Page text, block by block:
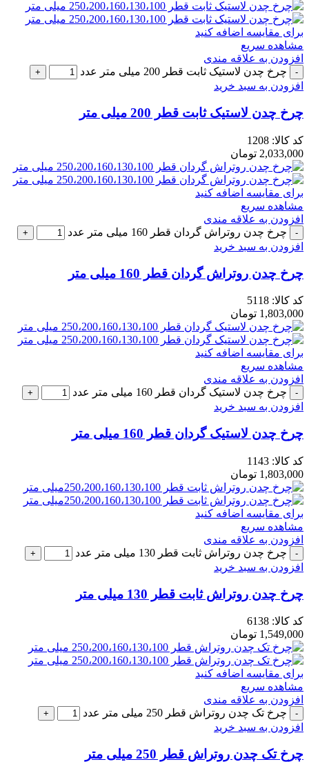
برای مقایسه اضافه کنید
مشاهده سریع
افزودن به علاقه مندی
چرخ چدن لاستیک ثابت قطر 200 میلی متر عدد
افزودن به سبد خرید
چرخ چدن لاستیک ثابت قطر 200 میلی متر
کد کالا: 1208
2,033,000 تومان
برای مقایسه اضافه کنید
مشاهده سریع
افزودن به علاقه مندی
چرخ چدن روتراش گردان قطر 160 میلی متر عدد
افزودن به سبد خرید
چرخ چدن روتراش گردان قطر 160 میلی متر
کد کالا: 5118
1,803,000 تومان
برای مقایسه اضافه کنید
مشاهده سریع
افزودن به علاقه مندی
چرخ چدن لاستیک گردان قطر 160 میلی متر عدد
افزودن به سبد خرید
چرخ چدن لاستیک گردان قطر 160 میلی متر
کد کالا: 1143
1,803,000 تومان
برای مقایسه اضافه کنید
مشاهده سریع
افزودن به علاقه مندی
چرخ چدن روتراش ثابت قطر 130 میلی متر عدد
افزودن به سبد خرید
چرخ چدن روتراش ثابت قطر 130 میلی متر
کد کالا: 6138
1,549,000 تومان
برای مقایسه اضافه کنید
مشاهده سریع
افزودن به علاقه مندی
چرخ تک چدن روتراش قطر 250 میلی متر عدد
افزودن به سبد خرید
چرخ تک چدن روتراش قطر 250 میلی متر